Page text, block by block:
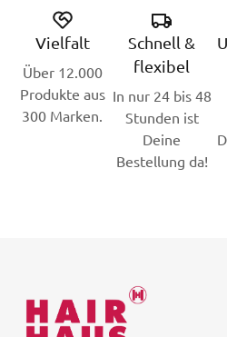
Vielfalt
Über 12.000
Produkte aus
300 Marken.
Schnell &
flexibel
In nur 24 bis 48
Stunden ist
Deine
Bestellung da!